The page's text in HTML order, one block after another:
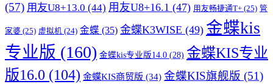
(57) 用友U8+13.0 (44) 用友U8+16.1 (47) 用友畅捷通T+ (25) 管
家婆 (25) 虚拟机 (24) 金蝶 (35) 金蝶K3WISE (49) 金蝶kis
专业版 (160) 金蝶kis专业版14.0 (28) 金蝶KIS专业
版16.0 (104) 金蝶KIS商贸版 (34) 金蝶KIS旗舰版 (51)